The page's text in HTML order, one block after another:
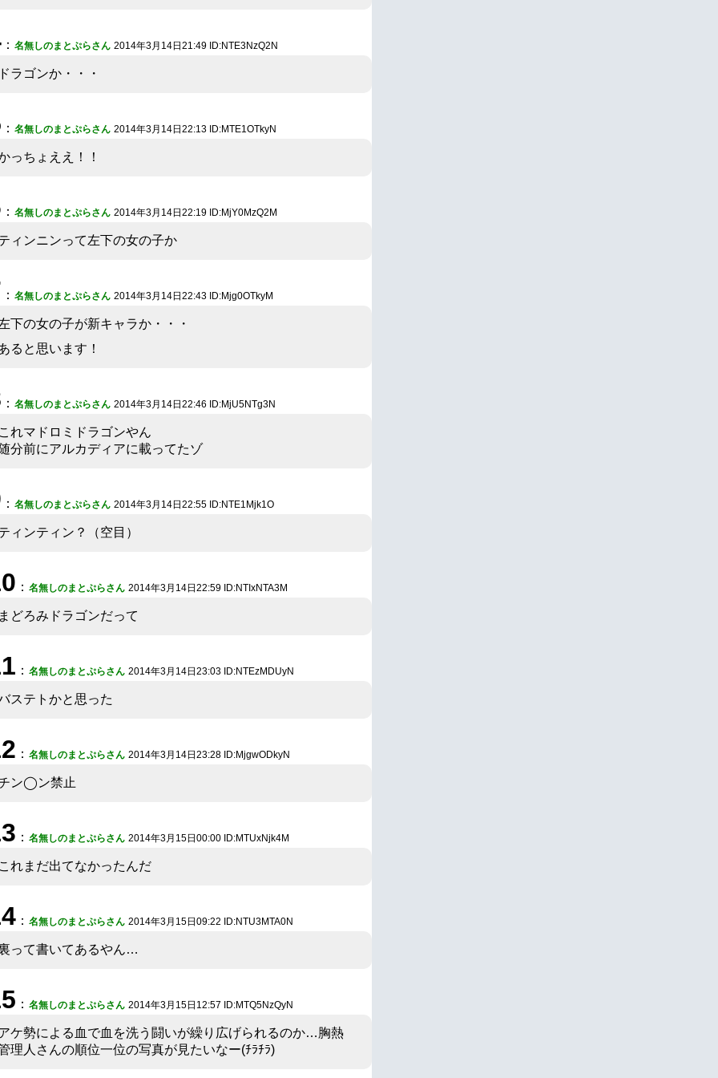
： 名無しのまとぷらさん 2014年3月14日21:49 ID:NTE3NzQ2N
ラゴンか・・・
： 名無しのまとぷらさん 2014年3月14日22:13 ID:MTE1OTkyN
っちょええ！！
： 名無しのまとぷらさん 2014年3月14日22:19 ID:MjY0MzQ2M
ィンニンって左下の女の子か
： 名無しのまとぷらさん 2014年3月14日22:43 ID:Mjg0OTkyM
下の女の子が新キャラか・・・
ると思います！
： 名無しのまとぷらさん 2014年3月14日22:46 ID:MjU5NTg3N
れマドロミドラゴンやん
分前にアルカディアに載ってたゾ
： 名無しのまとぷらさん 2014年3月14日22:55 ID:NTE1Mjk1O
ィンティン？（空目）
： 名無しのまとぷらさん 2014年3月14日22:59 ID:NTIxNTA3M
どろみドラゴンだって
： 名無しのまとぷらさん 2014年3月14日23:03 ID:NTEzMDUyN
ステトかと思った
： 名無しのまとぷらさん 2014年3月14日23:28 ID:MjgwODkyN
ン◯ン禁止
： 名無しのまとぷらさん 2014年3月15日00:00 ID:MTUxNjk4M
れまだ出てなかったんだ
： 名無しのまとぷらさん 2014年3月15日09:22 ID:NTU3MTA0N
って書いてあるやん…
： 名無しのまとぷらさん 2014年3月15日12:57 ID:MTQ5NzQyN
ケ勢による血で血を洗う闘いが繰り広げられるのか…胸熱
理人さんの順位一位の写真が見たいなー(ﾁﾗﾁﾗ)